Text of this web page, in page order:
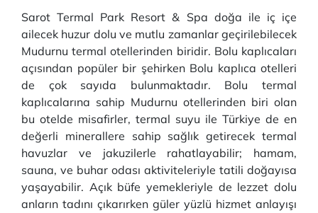
Sarot Termal Park Resort & Spa doğa ile iç içe
ailecek huzur dolu ve mutlu zamanlar geçirilebilecek
Mudurnu termal otellerinden biridir. Bolu kaplıcaları
açısından popüler bir şehirken Bolu kaplıca otelleri
de çok sayıda bulunmaktadır. Bolu termal
kaplıcalarına sahip Mudurnu otellerinden biri olan
bu otelde misafirler, termal suyu ile Türkiye de en
değerli minerallere sahip sağlık getirecek termal
havuzlar ve jakuzilerle rahatlayabilir; hamam,
sauna, ve buhar odası aktiviteleriyle tatili doğayısa
yaşayabilir. Açık büfe yemekleriyle de lezzet dolu
anların tadını çıkarırken güler yüzlü hizmet anlayışı